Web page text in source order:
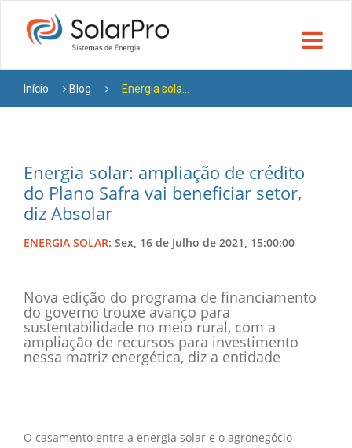
Início Blog Energia sola...
Energia solar: ampliação de crédito
do Plano Safra vai beneficiar setor,
diz Absolar
ENERGIA SOLAR: Sex, 16 de Julho de 2021, 15:00:00
Nova edição do programa de financiamento
do governo trouxe avanço para
sustentabilidade no meio rural, com a
ampliação de recursos para investimento
nessa matriz energética, diz a entidade
O casamento entre a energia solar e o agronegócio